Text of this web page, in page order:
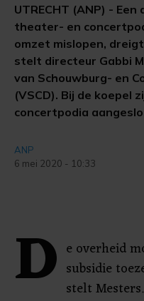
UTRECHT (ANP) -
theater- en
omzet mislopen,
stelt directeur Gabbi
van Schouwburg- en
(VSCD). Bij de koepel
concertpodia
ANP
6 mei 2020 - 10:33
D e overheid
subsidie
stelt